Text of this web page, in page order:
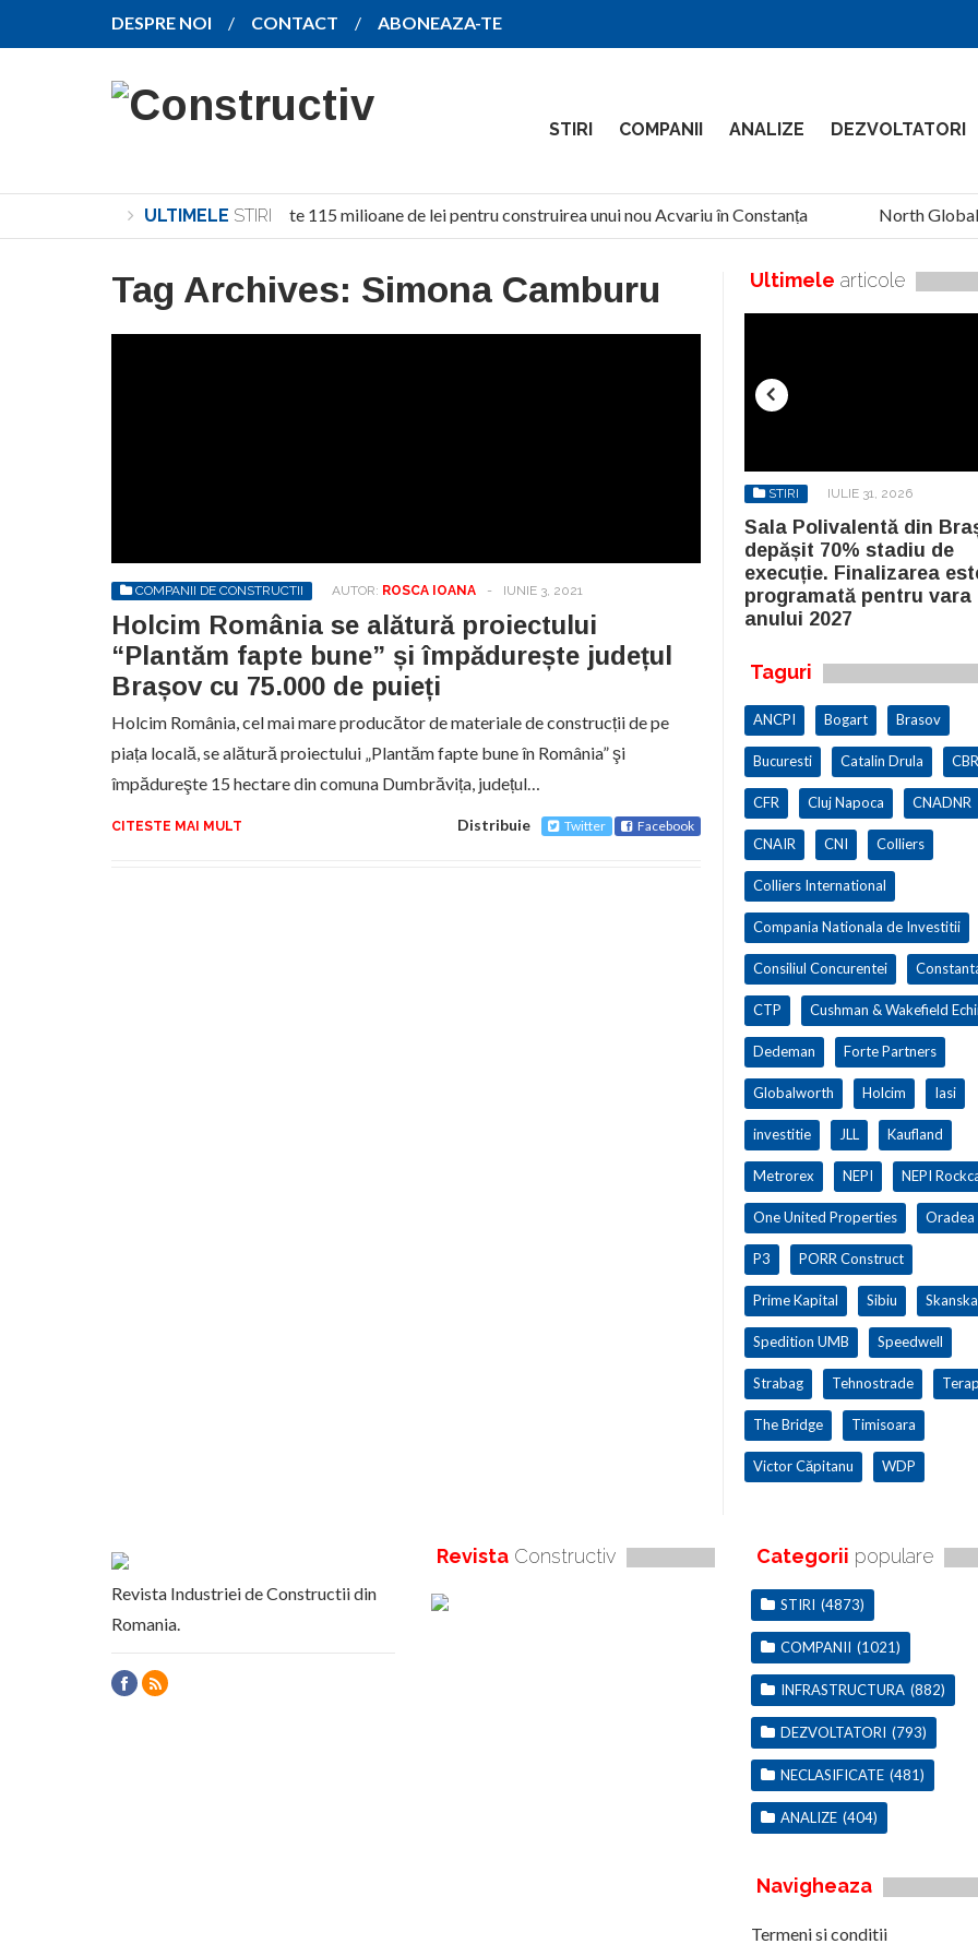
DESPRE NOI CONTACT ABONEAZA-TE
STIRI COMPANII ANALIZE DEZVOLTATORI
ULTIMELE STIRI
Investiție de peste 115 milioane de lei pentru construirea unui nou Acvariu în Constanța North Global
Tag Archives: Simona Camburu
COMPANII DE CONSTRUCTII AUTOR: ROSCA IOANA - IUNIE 3, 2021
Holcim România se alătură proiectului
“Plantăm fapte bune” și împădurește județul
Brașov cu 75.000 de puieți
Holcim România, cel mai mare producător de materiale de construcții de pe
piața locală, se alătură proiectului „Plantăm fapte bune în România” şi
împădureşte 15 hectare din comuna Dumbrăvița, județul…
CITESTE MAI MULT Distribuie Twitter Facebook
Ultimele articole
programată pentru vara
anului 2027
STIRI IULIE 31, 2026
Sala Polivalentă din
depășit 70% stadiu de
execuție. Finalizarea
programată pentru vara
anului 2027
Taguri
ANCPI Bogart Brasov
Bucuresti Catalin Drula
CFR Cluj Napoca CNADNR
CNAIR CNI Colliers
Colliers International
Compania Nationala de Investitii
Consiliul Concurentei
CTP Cushman & Wakefield
Dedeman Forte Partners
Globalworth Holcim Iasi
investitie JLL Kaufland
Metrorex NEPI NEPI
One United Properties Oradea
P3 PORR Construct
Prime Kapital Sibiu Skanska
Spedition UMB Speedwell
Strabag Tehnostrade
The Bridge Timisoara
Victor Căpitanu WDP
Revista Industriei de Constructii din
Romania.
Revista Constructiv Categorii populare
STIRI (4873)
COMPANII (1021)
INFRASTRUCTURA (882)
DEZVOLTATORI (793)
NECLASIFICATE (481)
ANALIZE (404)
Navigheaza
Termeni si conditii